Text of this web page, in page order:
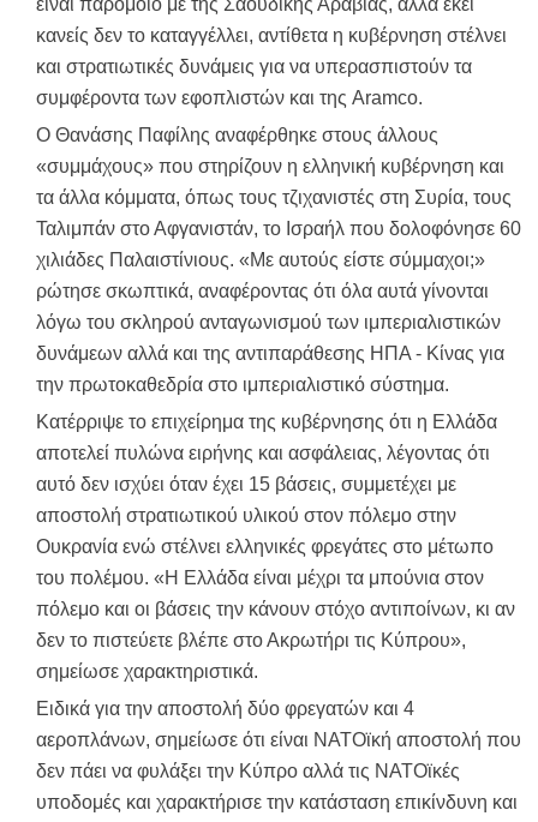
είναι παρόμοιο με της Σαουδικής Αραβίας, αλλά εκεί
κανείς δεν το καταγγέλλει, αντίθετα η κυβέρνηση στέλνει
και στρατιωτικές δυνάμεις για να υπερασπιστούν τα
συμφέροντα των εφοπλιστών και της Aramco.
Ο Θανάσης Παφίλης αναφέρθηκε στους άλλους
«συμμάχους» που στηρίζουν η ελληνική κυβέρνηση και
τα άλλα κόμματα, όπως τους τζιχανιστές στη Συρία, τους
Ταλιμπάν στο Αφγανιστάν, το Ισραήλ που δολοφόνησε 60
χιλιάδες Παλαιστίνιους. «Με αυτούς είστε σύμμαχοι;»
ρώτησε σκωπτικά, αναφέροντας ότι όλα αυτά γίνονται
λόγω του σκληρού ανταγωνισμού των ιμπεριαλιστικών
δυνάμεων αλλά και της αντιπαράθεσης ΗΠΑ - Κίνας για
την πρωτοκαθεδρία στο ιμπεριαλιστικό σύστημα.
Κατέρριψε το επιχείρημα της κυβέρνησης ότι η Ελλάδα
αποτελεί πυλώνα ειρήνης και ασφάλειας, λέγοντας ότι
αυτό δεν ισχύει όταν έχει 15 βάσεις, συμμετέχει με
αποστολή στρατιωτικού υλικού στον πόλεμο στην
Ουκρανία ενώ στέλνει ελληνικές φρεγάτες στο μέτωπο
του πολέμου. «Η Ελλάδα είναι μέχρι τα μπούνια στον
πόλεμο και οι βάσεις την κάνουν στόχο αντιποίνων, κι αν
δεν το πιστεύετε βλέπε στο Ακρωτήρι τις Κύπρου»,
σημείωσε χαρακτηριστικά.
Ειδικά για την αποστολή δύο φρεγατών και 4
αεροπλάνων, σημείωσε ότι είναι ΝΑΤΟϊκή αποστολή που
δεν πάει να φυλάξει την Κύπρο αλλά τις ΝΑΤΟϊκές
υποδομές και χαρακτήρισε την κατάσταση επικίνδυνη και